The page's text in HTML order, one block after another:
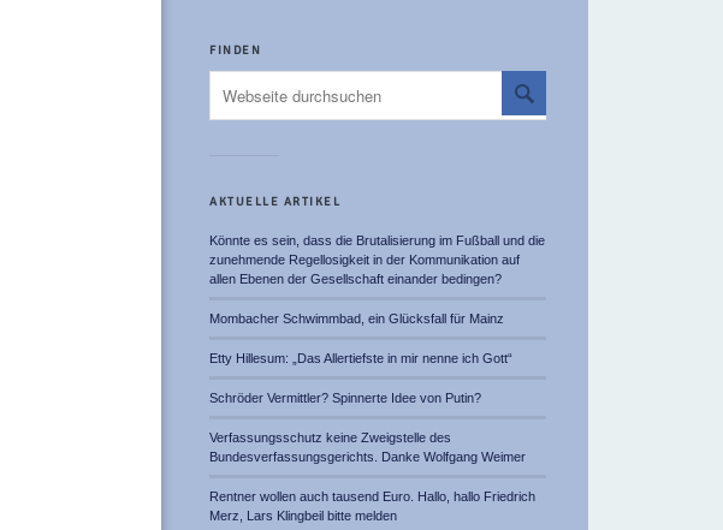
FINDEN
AKTUELLE ARTIKEL
Könnte es sein, dass die Brutalisierung im Fußball und die
zunehmende Regellosigkeit in der Kommunikation auf
allen Ebenen der Gesellschaft einander bedingen?
Mombacher Schwimmbad, ein Glücksfall für Mainz
Etty Hillesum: „Das Allertiefste in mir nenne ich Gott“
Schröder Vermittler? Spinnerte Idee von Putin?
Verfassungsschutz keine Zweigstelle des
Bundesverfassungsgerichts. Danke Wolfgang Weimer
Rentner wollen auch tausend Euro. Hallo, hallo Friedrich
Merz, Lars Klingbeil bitte melden